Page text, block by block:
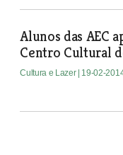
Alunos das AEC
Centro Cultural
Cultura e Lazer | 19-02-